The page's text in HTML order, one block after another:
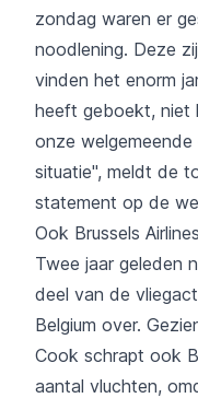
zondag waren er
noodlening. Deze
vinden het enorm
heeft geboekt, niet
onze
situatie", meldt de
statement op de
Ook Brussels
Twee jaar geleden
deel van de
Belgium over.
Cook schrapt ook
aantal vluchten,